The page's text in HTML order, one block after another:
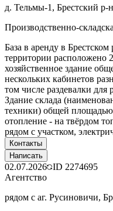
д. Тельмы-1, Брестский р-
Производственно-
База в аренду в
территории расположено
хозяйственное здание
нескольких кабинетов
том числе раздевалки для
Здание склада
техники) общей
отопление - на твёрдом
рядом с участком,
Контакты
Написать
02.07.2026 ID 2274695
Агентство
рядом с аг. Русиновичи,